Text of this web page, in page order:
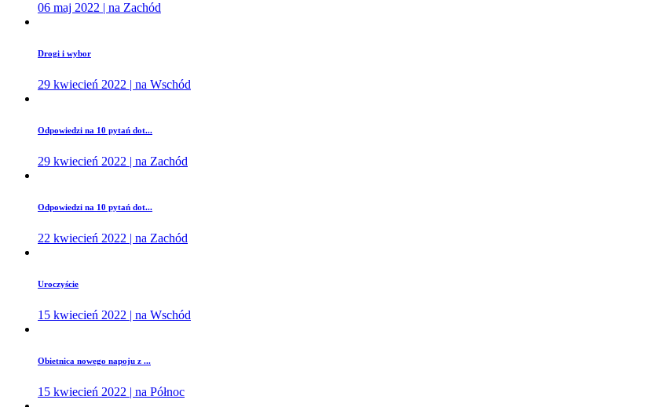
06 maj 2022 | na Zachód
Drogi i wybor
29 kwiecień 2022 | na Wschód
Odpowiedzi na 10 pytań dot...
29 kwiecień 2022 | na Zachód
Odpowiedzi na 10 pytań dot...
22 kwiecień 2022 | na Zachód
Uroczyście
15 kwiecień 2022 | na Wschód
Obietnica nowego napoju z ...
15 kwiecień 2022 | na Północ